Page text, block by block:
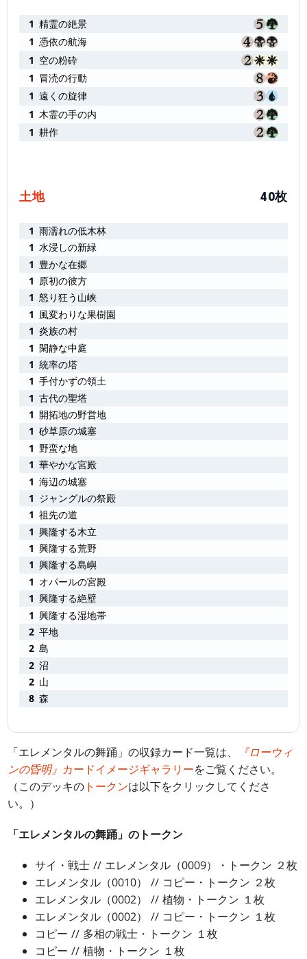
1 精霊の絶景
1 憑依の航海
1 空の粉砕
1 冒涜の行動
1 遠くの旋律
1 木霊の手の内
1 耕作
土地 40枚
1 雨濡れの低木林
1 水浸しの新緑
1 豊かな在郷
1 原初の彼方
1 怒り狂う山峡
1 風変わりな果樹園
1 炎族の村
1 閑静な中庭
1 統率の塔
1 手付かずの領土
1 古代の聖塔
1 開拓地の野営地
1 砂草原の城塞
1 野蛮な地
1 華やかな宮殿
1 海辺の城塞
1 ジャングルの祭殿
1 祖先の道
1 興隆する木立
1 興隆する荒野
1 興隆する島嶼
1 オパールの宮殿
1 興隆する絶壁
1 興隆する湿地帯
2 平地
2 島
2 沼
2 山
8 森
「エレメンタルの舞踊」の収録カード一覧は、
『ローウィ
ンの昏明』 カードイメージギャラリーをご覧ください。
（このデッキの トークンは以下をクリックしてくださ
い。）
「エレメンタルの舞踊」のトークン
サイ・戦士 // エレメンタル（0009）・トークン ２枚
エレメンタル（0010） // コピー・トークン ２枚
エレメンタル（0002） // 植物・トークン １枚
エレメンタル（0002） // コピー・トークン １枚
コピー // 多相の戦士・トークン １枚
コピー // 植物・トークン １枚